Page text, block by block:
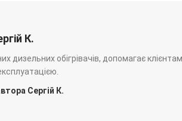
К.
дизельних обігрівачів, допомагає
Сергій К.